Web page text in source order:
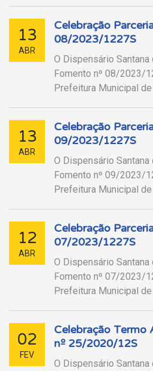
13
ABR
Celebração
08/2023/1227S
O Dispensário
Fomento nº 08/2023/
Prefeitura Municipal de
13
ABR
Celebração
09/2023/1227S
O Dispensário
Fomento nº 09/2023/
Prefeitura Municipal de
12
ABR
Celebração
07/2023/1227S
O Dispensário
Fomento nº 07/2023/
Prefeitura Municipal de
02
FEV
Celebração Termo
nº 25/2020/12S
O Dispensário